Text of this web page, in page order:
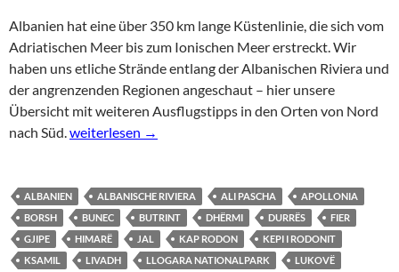
Albanien hat eine über 350 km lange Küstenlinie, die sich vom
Adriatischen Meer bis zum Ionischen Meer erstreckt. Wir
haben uns etliche Strände entlang der Albanischen Riviera und
der angrenzenden Regionen angeschaut – hier unsere
Übersicht mit weiteren Ausflugstipps in den Orten von Nord
nach Süd.Beach-Hopping in Albanien
weiterlesen →
ALBANIEN ALBANISCHE RIVIERA ALI PASCHA
APOLLONIA
BORSH
BUNEC BUTRINT DHËRMI DURRËS
FIER
GJIPE
HIMARË JAL KAP RODON
KEPI I RODONIT
KSAMIL
LIVADH LLOGARA NATIONALPARK
LUKOVË